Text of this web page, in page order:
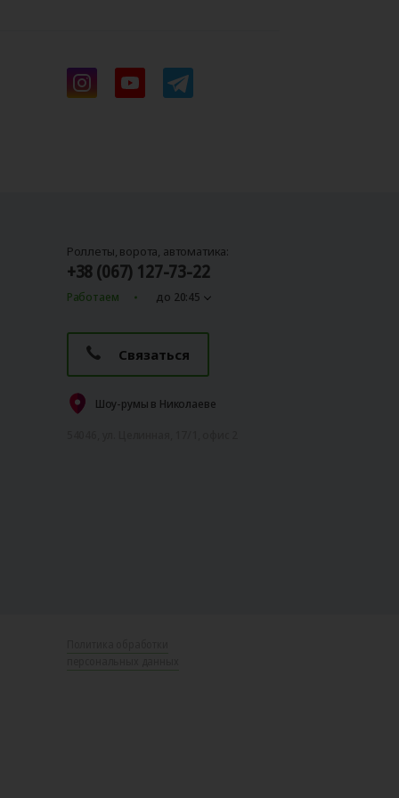
Роллеты, ворота, автоматика:
+38 (067) 127-73-22
Работаем до 20:45
Связаться
Шоу-румы в Николаеве